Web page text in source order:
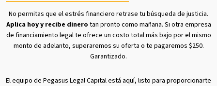
No permitas que el estrés financiero retrase tu búsqueda de justicia.
Aplica hoy y recibe dinero tan pronto como mañana. Si otra empresa
de financiamiento legal te ofrece un costo total más bajo por el mismo
monto de adelanto, superaremos su oferta o te pagaremos $250.
Garantizado.
El equipo de Pegasus Legal Capital está aquí, listo para proporcionarte